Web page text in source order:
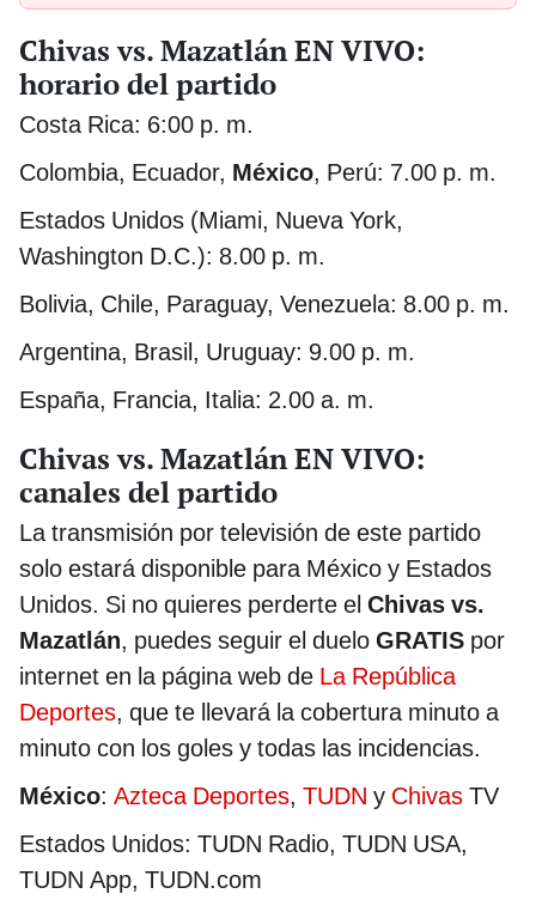
Chivas vs. Mazatlán EN VIVO:
horario del partido
Costa Rica: 6:00 p. m.
Colombia, Ecuador, México, Perú: 7.00 p. m.
Estados Unidos (Miami, Nueva York,
Washington D.C.): 8.00 p. m.
Bolivia, Chile, Paraguay, Venezuela: 8.00 p. m.
Argentina, Brasil, Uruguay: 9.00 p. m.
España, Francia, Italia: 2.00 a. m.
Chivas vs. Mazatlán EN VIVO:
canales del partido
La transmisión por televisión de este partido
solo estará disponible para México y Estados
Unidos. Si no quieres perderte el Chivas vs.
Mazatlán, puedes seguir el duelo GRATIS por
internet en la página web de La República
Deportes, que te llevará la cobertura minuto a
minuto con los goles y todas las incidencias.
México: Azteca Deportes, TUDN y Chivas TV
Estados Unidos: TUDN Radio, TUDN USA,
TUDN App, TUDN.com